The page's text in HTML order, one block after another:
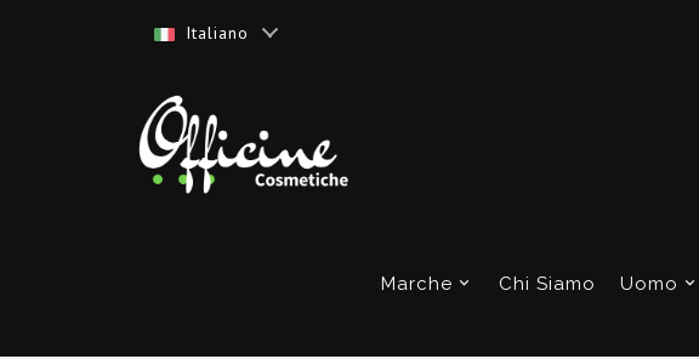
Italiano
Marche Chi Siamo Uomo